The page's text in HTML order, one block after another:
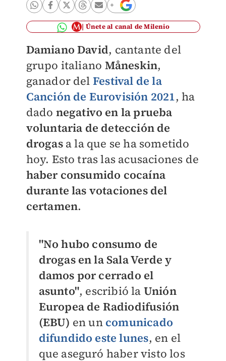
Únete al canal de Milenio
Damiano David, cantante del
grupo italiano Måneskin,
ganador del Festival de la
Canción de Eurovisión 2021, ha
dado negativo en la prueba
voluntaria de detección de
drogas a la que se ha sometido
hoy. Esto tras las acusaciones de
haber consumido cocaína
durante las votaciones del
certamen.
"No hubo consumo de
drogas en la Sala Verde y
damos por cerrado el
asunto", escribió la Unión
Europea de Radiodifusión
(EBU) en un comunicado
difundido este lunes, en el
que aseguró haber visto los